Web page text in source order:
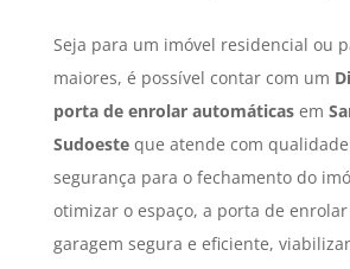
Seja para um imóvel residencial ou
maiores, é possível contar com um
porta de enrolar automáticasem
Sudoesteque atende com qualidade
segurança para o fechamento do
otimizar o espaço, a porta de
garagem segura e eficiente,